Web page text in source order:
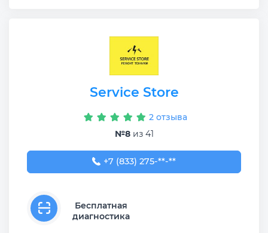
Service Store
2 отзыва
№8из 41
+7 (833) 275-56-76
+7 (833) 275-**-**
Бесплатная
диагностика